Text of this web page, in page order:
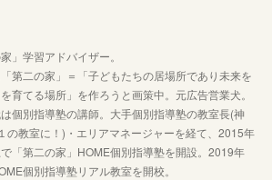
家」学習アドバイザー。
第二の家」＝「子どもたちの居場所であり未来を
育てる場所」を作ろうと画策中。元広告営業犬。
個別指導塾の講師。大手個別指導塾の教室長(神
の教室に！)・エリアマネージャーを経て、2015年
「第二の家」HOME個別指導塾を開設。2019年
個別指導塾リアル教室を開校。